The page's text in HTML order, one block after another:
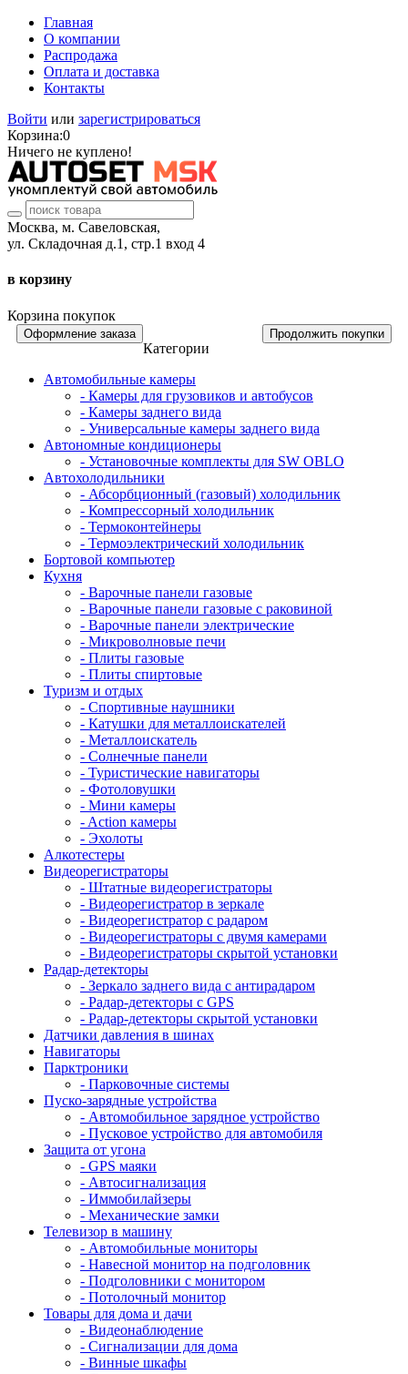
Главная
О компании
Распродажа
Оплата и доставка
Контакты
Войти или зарегистрироваться
Корзина:0
Ничего не куплено!
Москва, м. Савеловская,
ул. Складочная д.1, стр.1 вход 4
в корзину
Корзина покупок
Оформление заказа Продолжить покупки
Категории
Автомобильные камеры
- Камеры для грузовиков и автобусов
- Камеры заднего вида
- Универсальные камеры заднего вида
Автономные кондиционеры
- Установочные комплекты для SW OBLO
Автохолодильники
- Абсорбционный (газовый) холодильник
- Компрессорный холодильник
- Термоконтейнеры
- Термоэлектрический холодильник
Бортовой компьютер
Кухня
- Варочные панели газовые
- Варочные панели газовые с раковиной
- Варочные панели электрические
- Микроволновые печи
- Плиты газовые
- Плиты спиртовые
Туризм и отдых
- Cпортивные наушники
- Катушки для металлоискателей
- Металлоискатель
- Солнечные панели
- Туристические навигаторы
- Фотоловушки
- Мини камеры
- Action камеры
- Эхолоты
Алкотестеры
Видеорегистраторы
- Штатные видеорегистраторы
- Видеорегистратор в зеркале
- Видеорегистратор с радаром
- Видеорегистраторы с двумя камерами
- Видеорегистраторы скрытой установки
Радар-детекторы
- Зеркало заднего вида с антирадаром
- Радар-детекторы с GPS
- Радар-детекторы скрытой установки
Датчики давления в шинах
Навигаторы
Парктроники
- Парковочные системы
Пуско-зарядные устройства
- Автомобильное зарядное устройство
- Пусковое устройство для автомобиля
Защита от угона
- GPS маяки
- Автосигнализация
- Иммобилайзеры
- Механические замки
Телевизор в машину
- Автомобильные мониторы
- Навесной монитор на подголовник
- Подголовники с монитором
- Потолочный монитор
Товары для дома и дачи
- Видеонаблюдение
- Сигнализации для дома
- Винные шкафы